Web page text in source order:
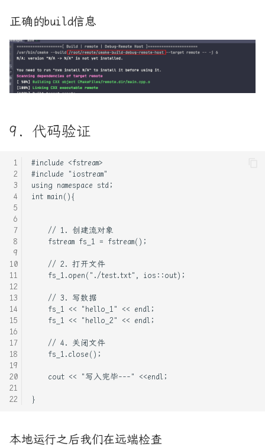
正确的build信息
9. 代码验证
本地运行之后我们在远端检查